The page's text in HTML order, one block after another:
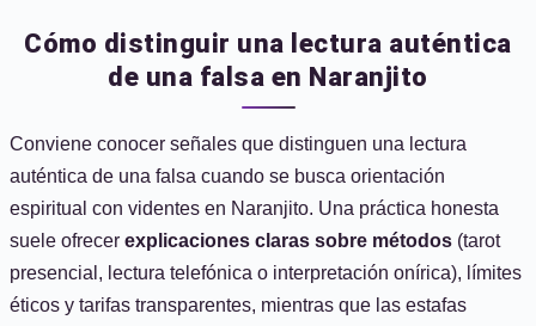
Cómo distinguir una lectura auténtica
de una falsa en Naranjito
Conviene conocer señales que distinguen una lectura
auténtica de una falsa cuando se busca orientación
espiritual con videntes en Naranjito. Una práctica honesta
suele ofrecer explicaciones claras sobre métodos (tarot
presencial, lectura telefónica o interpretación onírica), límites
éticos y tarifas transparentes, mientras que las estafas